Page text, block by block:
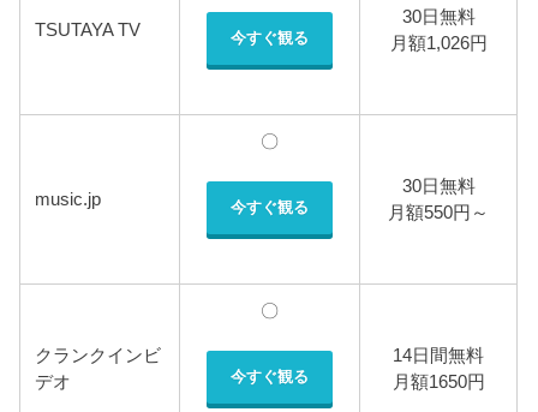
TSUTAYA TV 今すぐ観る
30日無料
月額1,026円
music.jp
〇
今すぐ観る
30日無料
月額550円～
クランクインビ
デオ
〇
今すぐ観る
14日間無料
月額1650円